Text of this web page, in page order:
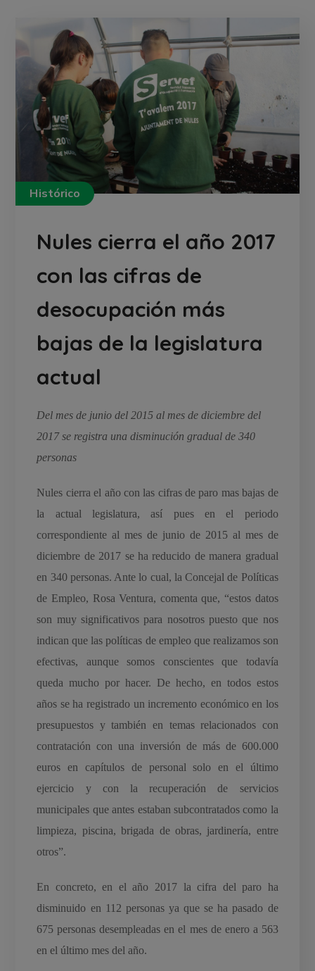
Histórico
Nules cierra el año 2017
con las cifras de
desocupación más
bajas de la legislatura
actual
Del mes de junio del 2015 al mes de diciembre del
2017 se registra una disminución gradual de 340
personas
Nules cierra el año con las cifras de paro mas bajas de
la actual legislatura, así pues en el periodo
correspondiente al mes de junio de 2015 al mes de
diciembre de 2017 se ha reducido de manera gradual
en 340 personas. Ante lo cual, la Concejal de Políticas
de Empleo, Rosa Ventura, comenta que, “estos datos
son muy significativos para nosotros puesto que nos
indican que las políticas de empleo que realizamos son
efectivas, aunque somos conscientes que todavía
queda mucho por hacer. De hecho, en todos estos
años se ha registrado un incremento económico en los
presupuestos y también en temas relacionados con
contratación con una inversión de más de 600.000
euros en capítulos de personal solo en el último
ejercicio y con la recuperación de servicios
municipales que antes estaban subcontratados como la
limpieza, piscina, brigada de obras, jardinería, entre
otros”.
En concreto, en el año 2017 la cifra del paro ha
disminuido en 112 personas ya que se ha pasado de
675 personas desempleadas en el mes de enero a 563
en el último mes del año.